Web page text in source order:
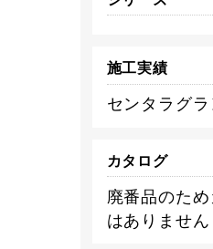
施工実績
センタラグ
カタログ
廃番品のた
はありません